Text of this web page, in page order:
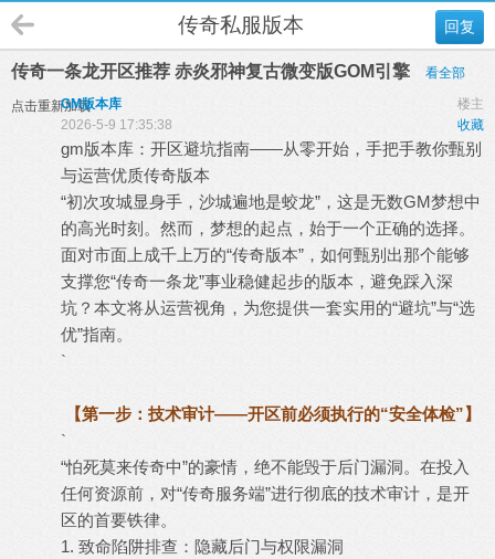
回复
传奇私服版本
传奇一条龙开区推荐 赤炎邪神复古微变版GOM引擎 看全部
点击重新加载 楼主
GM版本库
收藏
2026-5-9 17:35:38
gm版本库 ：开区避坑指南——从零开始，手把手教你甄别
与运营优质传奇版本
“初次攻城显身手，沙城遍地是蛟龙”，这是无数GM梦想中
的高光时刻。然而，梦想的起点，始于一个正确的选择。
面对市面上成千上万的“传奇版本”，如何甄别出那个能够
支撑您“传奇一条龙”事业稳健起步的版本，避免踩入深
坑？本文将从运营视角，为您提供一套实用的“避坑”与“选
优”指南。
`
【第一步：技术审计——开区前必须执行的“安全体检”】
`
“怕死莫来传奇中”的豪情，绝不能毁于后门漏洞。在投入
任何资源前，对“传奇服务端”进行彻底的技术审计，是开
区的首要铁律。
1. 致命陷阱排查：隐藏后门与权限漏洞